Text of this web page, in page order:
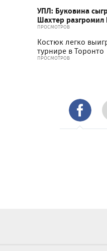
УПЛ: Буковина
Шахтер разгромил
ПРОСМОТРОВ
Костюк легко
турнире в Торонто
ПРОСМОТРОВ